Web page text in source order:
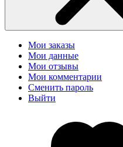
Мои заказы
Мои данные
Мои отзывы
Мои комментарии
Сменить пароль
Выйти